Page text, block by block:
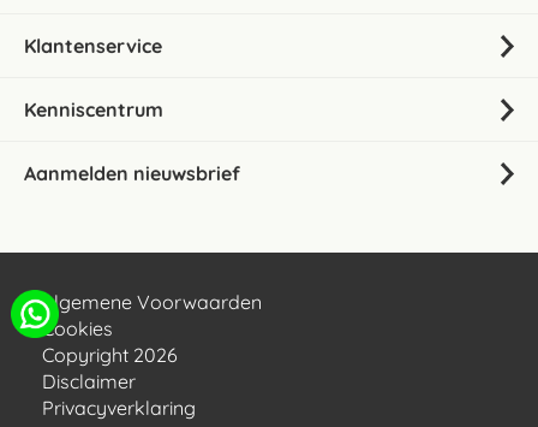
Klantenservice
Kenniscentrum
Aanmelden nieuwsbrief
Algemene Voorwaarden
Cookies
Copyright 2026
Disclaimer
Privacyverklaring